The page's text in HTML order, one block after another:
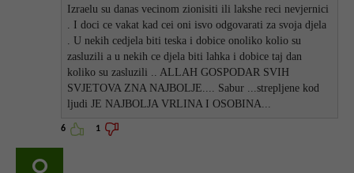
Izraelu su danas vecinom zionisiti ili lakshe reci nevjernici
. I doci ce vakat kad cei oni isvo odgovarati za svoja djela
. U nekih cedjela biti teska i dobice onoliko kolio su
zasluzili a u nekih ce djela biti lahka i dobice taj dan
koliko su zasluzili .. ALLAH GOSPODAR SVIH
SVJETOVA ZNA NAJBOLJE.... Sabur ...strepljene kod
ljudi JE NAJBOLJA VRLINA I OSOBINA...
6 1